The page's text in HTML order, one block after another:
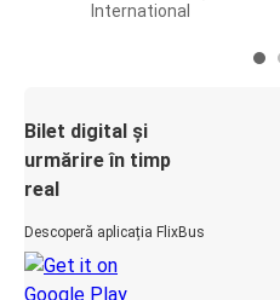
International
Bilet digital și
urmărire în timp
real
Descoperă aplicația FlixBus